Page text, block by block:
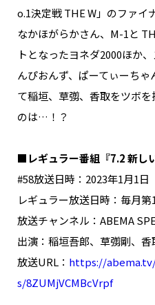
o.1決定戦 THE W」のファイ
なかほがらかさん、M-1と
トとなったヨネダ2000ほか
んぴおんず、ぱーてぃーち
て稲垣、草彅、香取をツボ
のは…！？
■レギュラー番組『7.2 新し
#58放送日時：2023年1月1
レギュラー放送日時：毎月
放送チャンネル：ABEMA
出演：稲垣吾郎、草彅剛、香
放送URL： https://
s/8ZUMjVCMBcVrpf